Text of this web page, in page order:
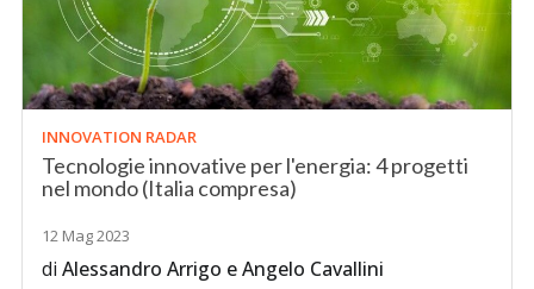
INNOVATION RADAR
Tecnologie innovative per l'energia: 4 progetti
nel mondo (Italia compresa)
12 Mag 2023
diAlessandro Arrigo eAngelo Cavallini